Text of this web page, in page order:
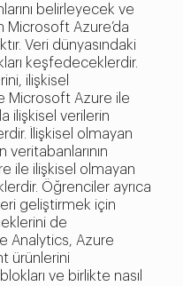
belirleyecek ve
Microsoft Azure’da
Veri dünyasındaki
keşfedeceklerdir.
ilişkisel
Microsoft Azure ile
ilişkisel verilerin
İlişkisel olmayan
veritabanlarının
ile ilişkisel olmayan
Öğrenciler ayrıca
geliştirmek için
de
Analytics, Azure
ürünlerini
ve birlikte nasıl